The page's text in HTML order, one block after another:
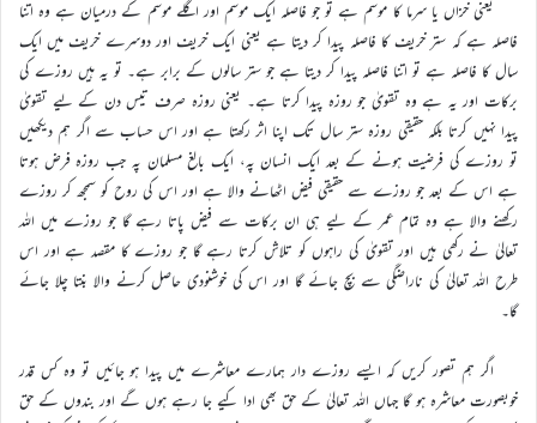
یعنی خزاں یا سرما کا موسم ہے تو جو فاصلہ ایک موسم اور اگلے موسم کے درمیان ہے وہ اتنا
فاصلہ ہے کہ ستر خریف کا فاصلہ پیدا کر دیتا ہے یعنی ایک خریف اور دوسرے خریف میں ایک
سال کا فاصلہ ہے تو اتنا فاصلہ پیدا کر دیتا ہے جو ستر سالوں کے برابر ہے۔ تو یہ ہیں روزے کی
برکات اور یہ ہے وہ تقویٰ جو روزہ پیدا کرتا ہے۔ یعنی روزہ صرف تیس دن کے لیے تقویٰ
پیدا نہیں کرتا بلکہ حقیقی روزہ ستر سال تک اپنا اثر رکھتا ہے اور اس حساب سے اگر ہم دیکھیں
تو روزے کی فرضیت ہونے کے بعد ایک انسان پہ، ایک بالغ مسلمان پہ جب روزہ فرض ہوتا
ہے اس کے بعد جو روزے سے حقیقی فیض اٹھانے والا ہے اور اس کی روح کو سمجھ کر روزے
رکھنے والا ہے وہ تمام عمر کے لیے ہی ان برکات سے فیض پاتا رہے گا جو روزے میں اللہ
تعالیٰ نے رکھی ہیں اور تقویٰ کی راہوں کو تلاش کرتا رہے گا جو روزے کا مقصد ہے اور اس
طرح اللہ تعالیٰ کی ناراضگی سے بچ جائے گا اور اس کی خوشنودی حاصل کرنے والا بنتا چلا جائے
گا۔
اگر ہم تصور کریں کہ ایسے روزے دار ہمارے معاشرے میں پیدا ہو جائیں تو وہ کس قدر
خوبصورت معاشرہ ہو گا جہاں اللہ تعالیٰ کے حق بھی ادا کیے جا رہے ہوں گے اور بندوں کے حق